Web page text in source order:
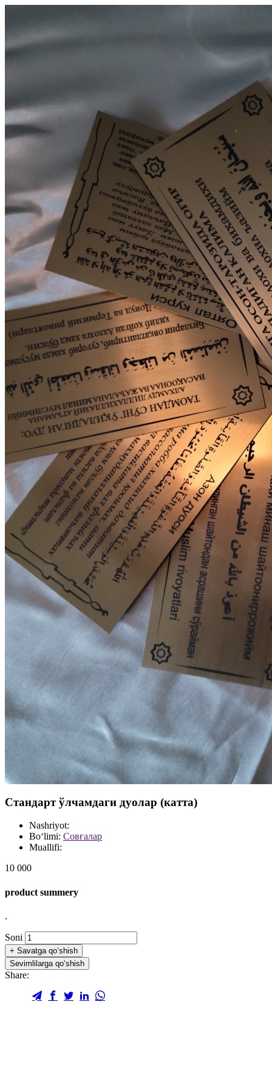
Стандарт ўлчамдаги дуолар (катта)
Nashriyot:
Bo‘limi: Совғалар
Muallifi:
10 000
product summery
.
Soni
+ Savatga qo‘shish
Sevimlilarga qo‘shish
Share: